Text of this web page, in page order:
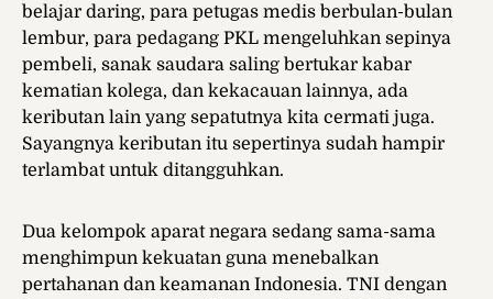
belajar daring, para petugas medis berbulan-bulan
lembur, para pedagang PKL mengeluhkan sepinya
pembeli, sanak saudara saling bertukar kabar
kematian kolega, dan kekacauan lainnya, ada
keributan lain yang sepatutnya kita cermati juga.
Sayangnya keributan itu sepertinya sudah hampir
terlambat untuk ditangguhkan.
Dua kelompok aparat negara sedang sama-sama
menghimpun kekuatan guna menebalkan
pertahanan dan keamanan Indonesia. TNI dengan